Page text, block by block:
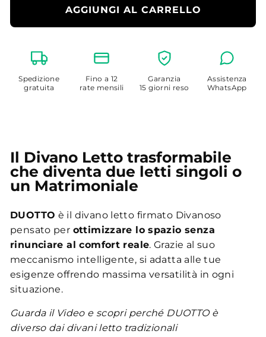
AGGIUNGI AL CARRELLO
Spedizione
gratuita
Fino a 12
rate mensili
Garanzia
15 giorni reso
Assistenza
WhatsApp
Il Divano Letto trasformabile
che diventa due letti singoli o
un Matrimoniale
DUOTTO è il divano letto firmato Divanoso
pensato per ottimizzare lo spazio senza
rinunciare al comfort reale. Grazie al suo
meccanismo intelligente, si adatta alle tue
esigenze offrendo massima versatilità in ogni
situazione.
Guarda il Video e scopri perché DUOTTO è
diverso dai divani letto tradizionali